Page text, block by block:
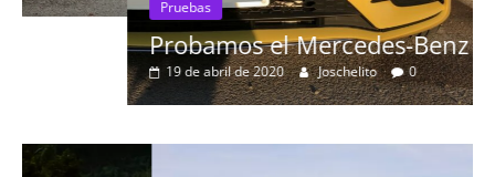
Pruebas
Probamos el Mercedes-Benz A200d
19 de abril de 2020 Joschelito 0